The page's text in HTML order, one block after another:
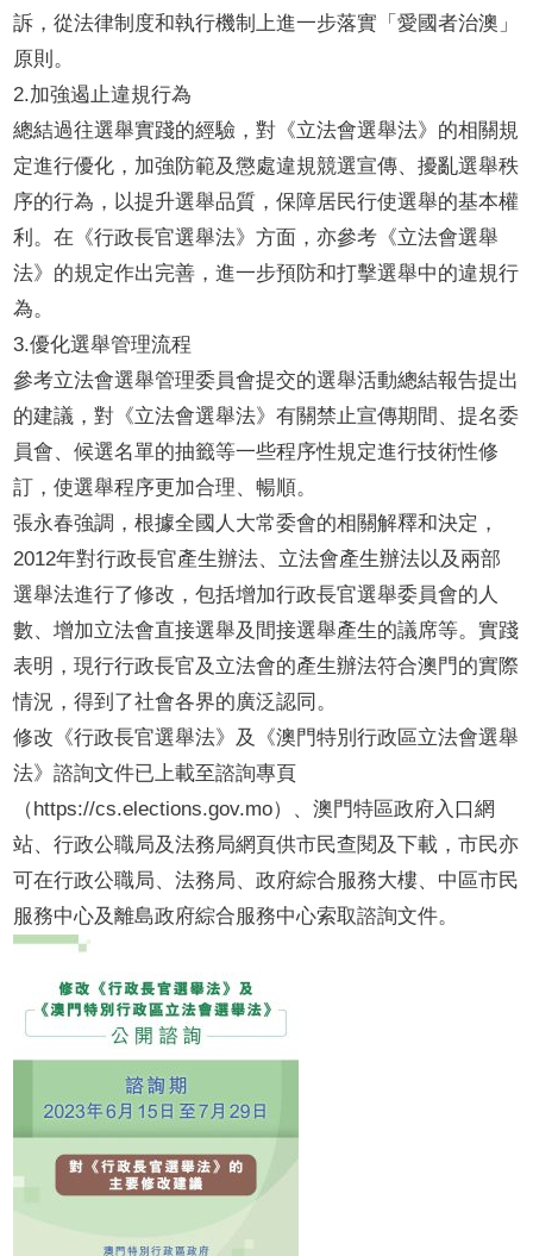
訴，從法律制度和執行機制上進一步落實「愛國者治澳」
原則。
2.加強遏止違規行為
總結過往選舉實踐的經驗，對《立法會選舉法》的相關規
定進行優化，加強防範及懲處違規競選宣傳、擾亂選舉秩
序的行為，以提升選舉品質，保障居民行使選舉的基本權
利。在《行政長官選舉法》方面，亦參考《立法會選舉
法》的規定作出完善，進一步預防和打擊選舉中的違規行
為。
3.優化選舉管理流程
參考立法會選舉管理委員會提交的選舉活動總結報告提出
的建議，對《立法會選舉法》有關禁止宣傳期間、提名委
員會、候選名單的抽籤等一些程序性規定進行技術性修
訂，使選舉程序更加合理、暢順。
張永春強調，根據全國人大常委會的相關解釋和決定，
2012年對行政長官產生辦法、立法會產生辦法以及兩部
選舉法進行了修改，包括增加行政長官選舉委員會的人
數、增加立法會直接選舉及間接選舉產生的議席等。實踐
表明，現行行政長官及立法會的產生辦法符合澳門的實際
情況，得到了社會各界的廣泛認同。
修改《行政長官選舉法》及《澳門特別行政區立法會選舉
法》諮詢文件已上載至諮詢專頁
（https://cs.elections.gov.mo）、澳門特區政府入口網
站、行政公職局及法務局網頁供市民查閱及下載，市民亦
可在行政公職局、法務局、政府綜合服務大樓、中區市民
服務中心及離島政府綜合服務中心索取諮詢文件。